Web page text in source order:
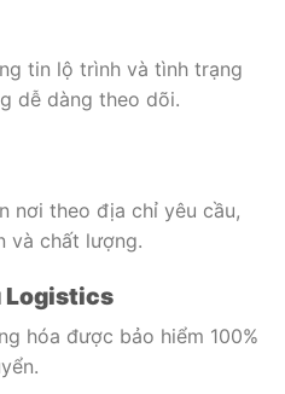
tin lộ trình và tình trạng
dễ dàng theo dõi.
nơi theo địa chỉ yêu cầu,
và chất lượng.
Logistics
hóa được bảo hiểm 100%